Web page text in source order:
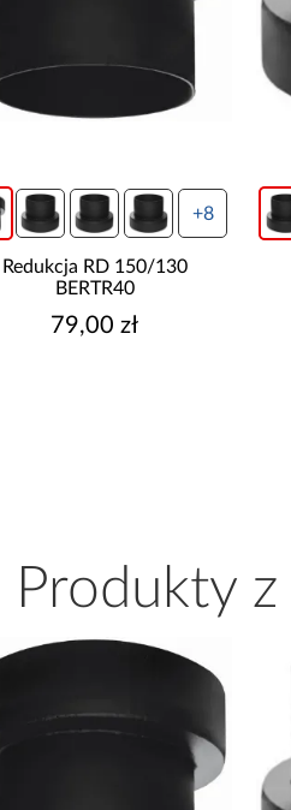
+8
Redukcja RD 150/130
BERTR40
79,00 zł
Produkty